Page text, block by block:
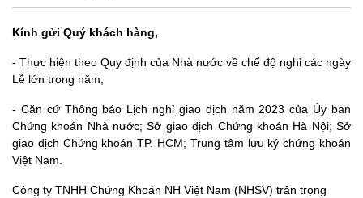
Kính gửi Quý khách hàng,
- Thực hiện theo Quy định của Nhà nước về chế độ nghỉ các ngày
Lễ lớn trong năm;
- Căn cứ Thông báo Lịch nghỉ giao dịch năm 2023 của Ủy ban
Chứng khoán Nhà nước; Sở giao dịch Chứng khoán Hà Nội; Sở
giao dịch Chứng khoán TP. HCM; Trung tâm lưu ký chứng khoán
Việt Nam.
Công ty TNHH Chứng Khoán NH Việt Nam (NHSV) trân trọng